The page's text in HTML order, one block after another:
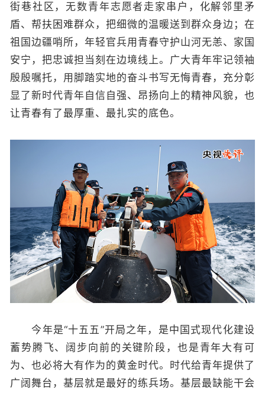
街巷社区，无数青年志愿者走家串户，化解邻里矛
盾、帮扶困难群众，把细微的温暖送到群众身边；在
祖国边疆哨所，年轻官兵用青春守护山河无恙、家国
安宁，把忠诚担当刻在边境线上。广大青年牢记领袖
殷殷嘱托，用脚踏实地的奋斗书写无悔青春，充分彰
显了新时代青年自信自强、昂扬向上的精神风貌，也
让青春有了最厚重、最扎实的底色。
今年是“十五五”开局之年，是中国式现代化建设
蓄势腾飞、阔步向前的关键阶段，也是青年大有可
为、也必将大有作为的黄金时代。时代给青年提供了
广阔舞台，基层就是最好的练兵场。基层最缺能干会